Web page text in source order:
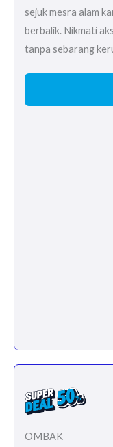
sejuk mesra alam
berbalik. Nikmati
tanpa sebarang
OMBAK